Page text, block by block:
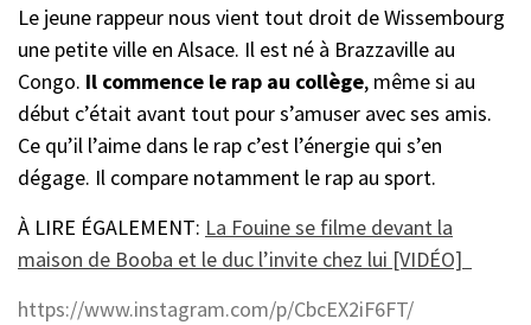
Le jeune rappeur nous vient tout droit de Wissembourg
une petite ville en Alsace. Il est né à Brazzaville au
Congo. Il commence le rap au collège, même si au
début c’était avant tout pour s’amuser avec ses amis.
Ce qu’il l’aime dans le rap c’est l’énergie qui s’en
dégage. Il compare notamment le rap au sport.
À LIRE ÉGALEMENT: La Fouine se filme devant la
maison de Booba et le duc l’invite chez lui [VIDÉO]
https://www.instagram.com/p/CbcEX2iF6FT/